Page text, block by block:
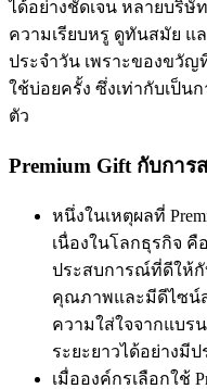
ได้อย่างชัดเจน หลายบริษั
ความเรียบหรู ดูทันสมัย แ
ประจำวัน เพราะของขวั
ใช้บ่อยครั้ง ซึ่งเท่ากับเป็
ตัว
Premium Gift กับกา
หนึ่งในเหตุผลที่
เนื่องในโลกธุรกิจ คื
ประสบการณ์ที่ดีให้
คุณภาพและมีดีไซน์
ความใส่ใจจากแบร
ระยะยาวได้อย่างมี
เมื่อองค์กรเลือกใช้